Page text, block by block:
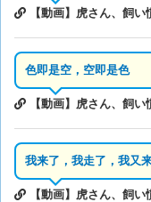
【動画】虎さん、飼い
色即是空，空即是色
【動画】虎さん、飼い
我来了，我走了，我又
【動画】虎さん、飼い